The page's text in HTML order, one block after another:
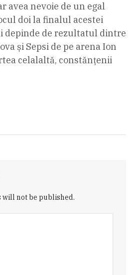
avea nevoie de un egal
doi la finalul acestei
depinde de rezultatul dintre
și Sepsi de pe arena Ion
celalaltă, constănțenii
will not be published.